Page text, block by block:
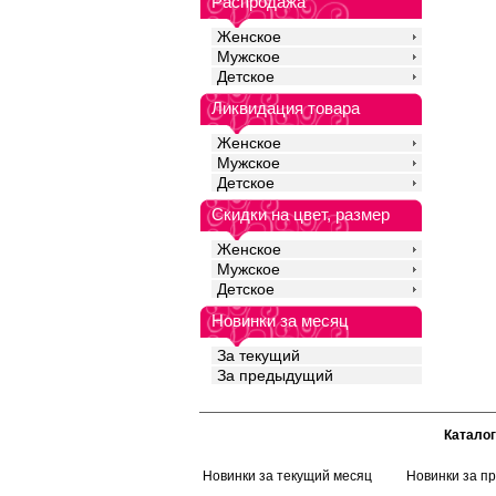
Женское
Мужское
Детское
Ликвидация товара
Женское
Мужское
Детское
Скидки на цвет, размер
Женское
Мужское
Детское
Новинки за месяц
За текущий
За предыдущий
Каталог
Новинки за текущий месяц Новинки за